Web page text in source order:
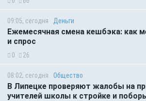
09:05, сегодня Деньги
Ежемесячная смена кешбэка: как
и спрос
0 26
08:02, сегодня Общество
В Липецке проверяют жалобы на
учителей школы к стройке и